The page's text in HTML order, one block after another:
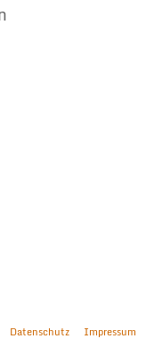
Datenschutz Impressum